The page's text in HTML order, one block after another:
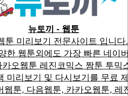
뉴토끼 - 웹툰
툰 미리보기 전문사이트 입니다
한 웹툰외에도 가장 빠른 네이
카오웹툰 레진코믹스 짬툰 투믹
미리보기 및 다시보기를 무료
웹툰, 다음웹툰, 카카오웹툰, 레